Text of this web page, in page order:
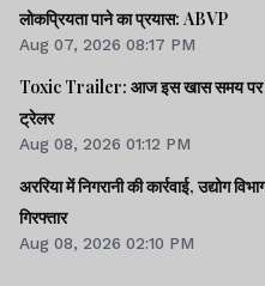
लोकप्रियता पाने का प्रयास: ABVP
Aug 07, 2026 08:17 PM
Toxic Trailer: आज इस खास समय पर
ट्रेलर
Aug 08, 2026 01:12 PM
अररिया में निगरानी की कार्रवाई, उद्योग
गिरफ्तार
Aug 08, 2026 02:10 PM